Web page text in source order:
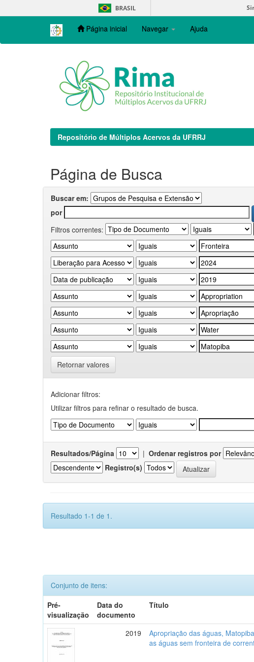
navigation
BRASIL
Página inicial Navegar Ajuda
Repositório de Múltiplos Acervos da UFRRJ
Página de Busca
Buscar em:
por
Filtros correntes:
Retornar valores
Adicionar filtros:
Utilizar filtros para refinar o resultado de busca.
Resultados/Página | Ordenar registros por
Registro(s)
Resultado 1-1 de 1.
Conjunto de itens:
Pré-
visualização
Data do
documento
Título
2019
Apropriação das águas,
as águas sem fronteira de